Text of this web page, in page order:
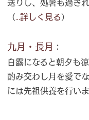
送りし、処暑も過ぎ
（...詳しく見る）
九月・長月
：
白露になると朝夕も
酌み交わし月を愛で
には先祖供養を行い